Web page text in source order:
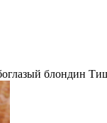
блондин